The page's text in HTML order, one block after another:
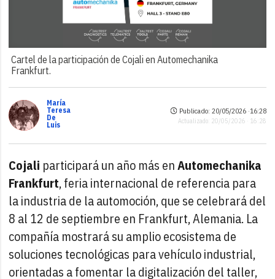
Cartel de la participación de Cojali en Automechanika
Frankfurt.
María
Teresa
De
Luis
Publicado: 20/05/2026 ·16:28
Actualizado: 20/05/2026 · 16:28
Cojali participará un año más enAutomechanika
Frankfurt, feria internacional de referencia para
la industria de la automoción, que se celebrará del
8 al 12 de septiembre en Frankfurt, Alemania. La
compañía mostrará su amplio ecosistema de
soluciones tecnológicas para vehículo industrial,
orientadas a fomentar la digitalización del taller,